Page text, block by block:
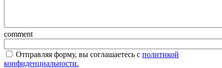
comment
Отправляя форму, вы соглашаетесь с политикой
конфиденциальности.